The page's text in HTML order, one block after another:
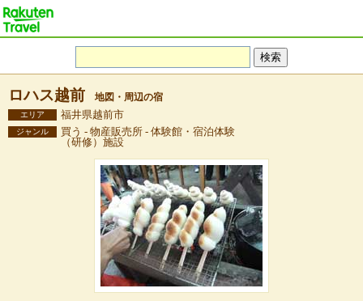
ロハス越前 地図・周辺の宿
エリア 福井県越前市
ジャンル
買う - 物産販売所 - 体験館・宿泊体験
（研修）施設